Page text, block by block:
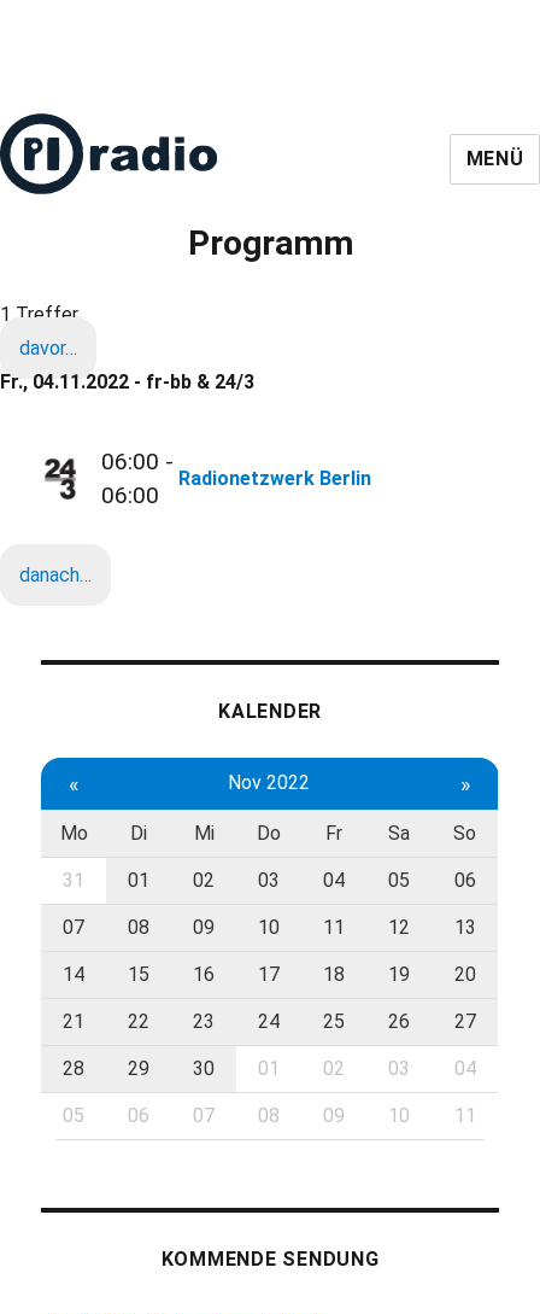
MENÜ
Programm
1 Treffer
davor…
Fr., 04.11.2022 - fr-bb & 24/3
06:00 -
06:00
Radionetzwerk Berlin
danach…
KALENDER
« Nov 2022 »
Mo Di Mi Do Fr Sa So
31 01 02 03 04 05 06
07 08 09 10 11 12 13
14 15 16 17 18 19 20
21 22 23 24 25 26 27
28 29 30 01 02 03 04
05 06 07 08 09 10 11
KOMMENDE SENDUNG